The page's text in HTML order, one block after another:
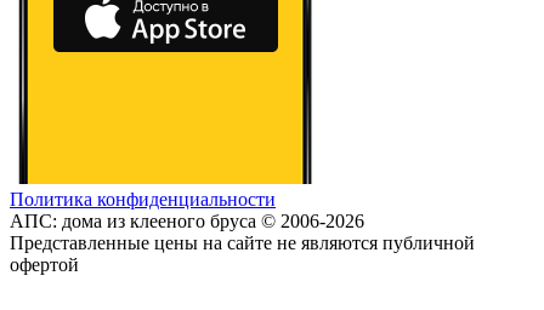
Политика конфиденциальности
АПС: дома из клееного бруса © 2006-2026
Представленные цены на сайте не являются публичной
офертой